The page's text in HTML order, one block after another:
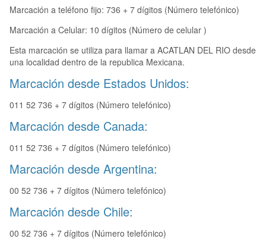
Marcación a teléfono fijo: 736 + 7 dígitos (Número telefónico)
Marcación a Celular: 10 dígitos (Número de celular )
Esta marcación se utiliza para llamar a ACATLAN DEL RIO desde
una localidad dentro de la republica Mexicana.
Marcación desde Estados Unidos:
011 52 736 + 7 dígitos (Número telefónico)
Marcación desde Canada:
011 52 736 + 7 dígitos (Número telefónico)
Marcación desde Argentina:
00 52 736 + 7 dígitos (Número telefónico)
Marcación desde Chile:
00 52 736 + 7 dígitos (Número telefónico)